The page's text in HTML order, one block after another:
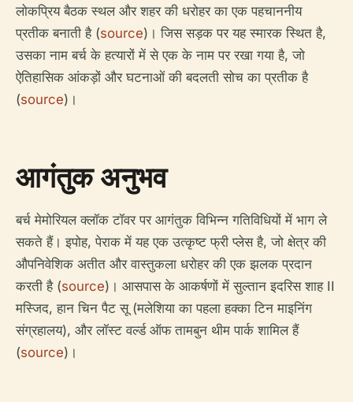
लोकप्रिय बैठक स्थल और शहर की धरोहर का एक पहचाननीय
प्रतीक बनाती है (source)। जिस सड़क पर यह स्मारक स्थित है,
उसका नाम बर्च के हत्यारों में से एक के नाम पर रखा गया है, जो
ऐतिहासिक आंकड़ों और घटनाओं की बदलती सोच का प्रतीक है
(source)।
आगंतुक अनुभव
बर्च मेमोरियल क्लॉक टॉवर पर आगंतुक विभिन्न गतिविधियों में भाग ले
सकते हैं। इपोह, पेराक में यह एक उत्कृष्ट फ्री प्लेस है, जो क्षेत्र की
औपनिवेशिक अतीत और वास्तुकला धरोहर की एक झलक प्रदान
करती है (source)। आसपास के आकर्षणों में सुल्तान इदरिस शाह II
मस्जिद, हान चिन पैट सू (मलेशिया का पहला हक्का टिन माइनिंग
संग्रहालय), और लॉस्ट वर्ल्ड ऑफ तामबुन थीम पार्क शामिल हैं
(source)।